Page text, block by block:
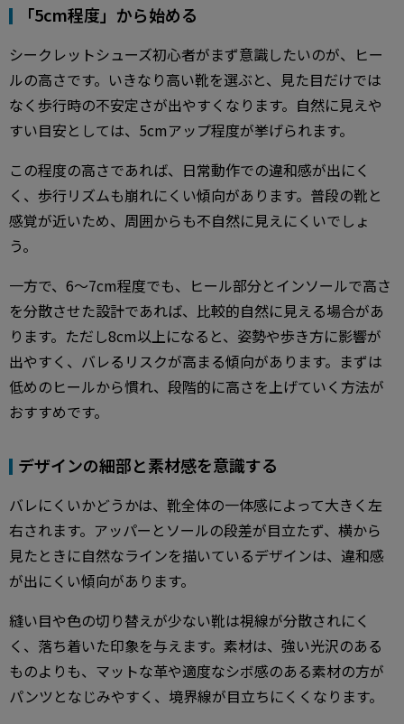
「5cm程度」から始める
シークレットシューズ初心者がまず意識したいのが、ヒー
ルの高さです。いきなり高い靴を選ぶと、見た目だけでは
なく歩行時の不安定さが出やすくなります。自然に見えや
すい目安としては、5cmアップ程度が挙げられます。
この程度の高さであれば、日常動作での違和感が出にく
く、歩行リズムも崩れにくい傾向があります。普段の靴と
感覚が近いため、周囲からも不自然に見えにくいでしょ
う。
一方で、6～7cm程度でも、ヒール部分とインソールで高さ
を分散させた設計であれば、比較的自然に見える場合があ
ります。ただし8cm以上になると、姿勢や歩き方に影響が
出やすく、バレるリスクが高まる傾向があります。まずは
低めのヒールから慣れ、段階的に高さを上げていく方法が
おすすめです。
デザインの細部と素材感を意識する
バレにくいかどうかは、靴全体の一体感によって大きく左
右されます。アッパーとソールの段差が目立たず、横から
見たときに自然なラインを描いているデザインは、違和感
が出にくい傾向があります。
縫い目や色の切り替えが少ない靴は視線が分散されにく
く、落ち着いた印象を与えます。素材は、強い光沢のある
ものよりも、マットな革や適度なシボ感のある素材の方が
パンツとなじみやすく、境界線が目立ちにくくなります。